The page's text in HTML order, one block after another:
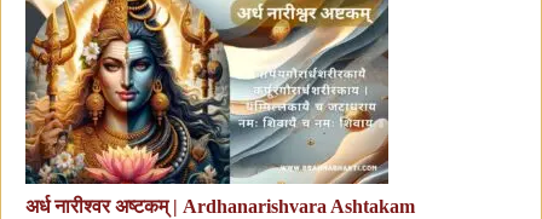
अर्ध नारीश्वर अष्टकम् | Ardhanarishvara Ashtakam